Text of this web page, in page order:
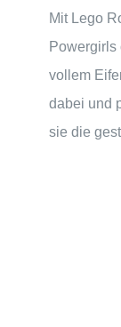
Mit Lego
Powergirls
vollem
dabei und
sie die